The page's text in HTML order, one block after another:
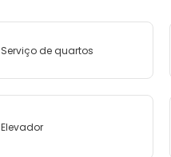
Serviço de quartos
Elevador